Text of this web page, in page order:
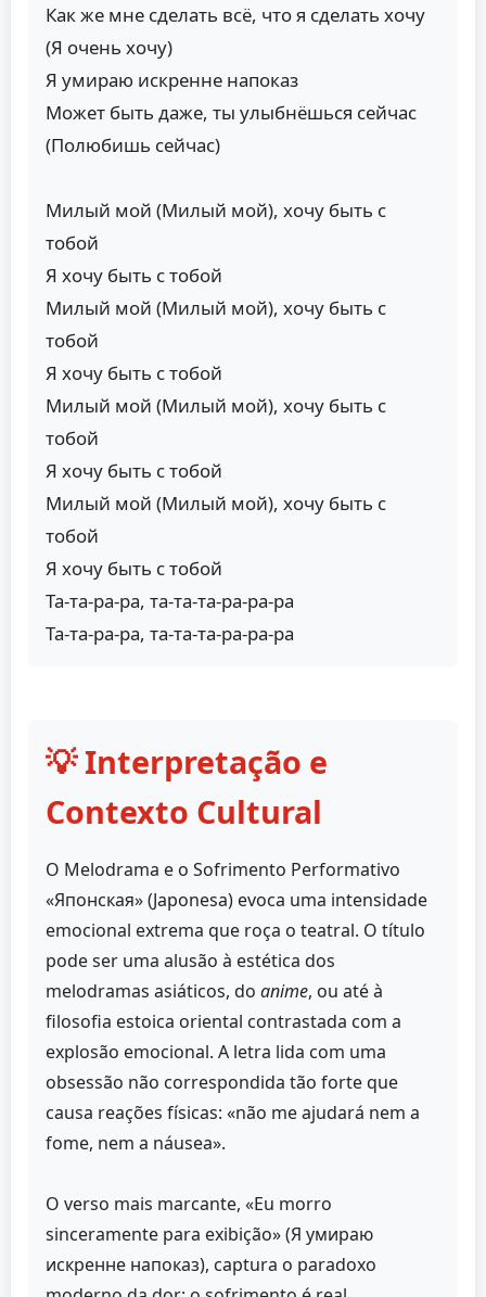
Как же мне сделать всё, что я сделать хочу
(Я очень хочу)
Я умираю искренне напоказ
Может быть даже, ты улыбнёшься сейчас
(Полюбишь сейчас)
Милый мой (Милый мой), хочу быть с
тобой
Я хочу быть с тобой
Милый мой (Милый мой), хочу быть с
тобой
Я хочу быть с тобой
Милый мой (Милый мой), хочу быть с
тобой
Я хочу быть с тобой
Милый мой (Милый мой), хочу быть с
тобой
Я хочу быть с тобой
Та-та-ра-ра, та-та-та-ра-ра-ра
Та-та-ра-ра, та-та-та-ра-ра-ра
💡 Interpretação e
Contexto Cultural
O Melodrama e o Sofrimento Performativo
«Японская» (Japonesa) evoca uma intensidade
emocional extrema que roça o teatral. O título
pode ser uma alusão à estética dos
melodramas asiáticos, do anime, ou até à
filosofia estoica oriental contrastada com a
explosão emocional. A letra lida com uma
obsessão não correspondida tão forte que
causa reações físicas: «não me ajudará nem a
fome, nem a náusea».
O verso mais marcante, «Eu morro
sinceramente para exibição» (Я умираю
искренне напоказ), captura o paradoxo